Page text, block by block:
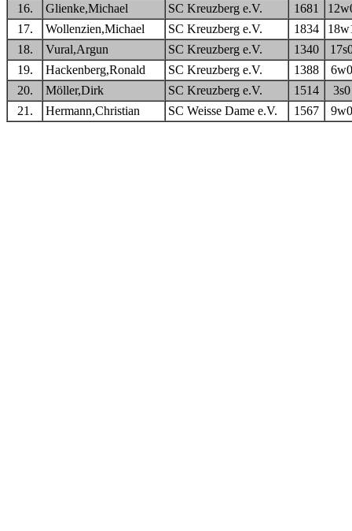
16.
Glienke,Michael SC Kreuzberg e.V. 1681
17.
Wollenzien,Michael SC Kreuzberg e.V. 1834
18.
Vural,Argun SC Kreuzberg e.V. 1340
19.
Hackenberg,Ronald SC Kreuzberg e.V. 1388
6w0
20.
Möller,Dirk SC Kreuzberg e.V. 1514
3s0
21.
Hermann,Christian SC Weisse Dame e.V. 1567 9w0